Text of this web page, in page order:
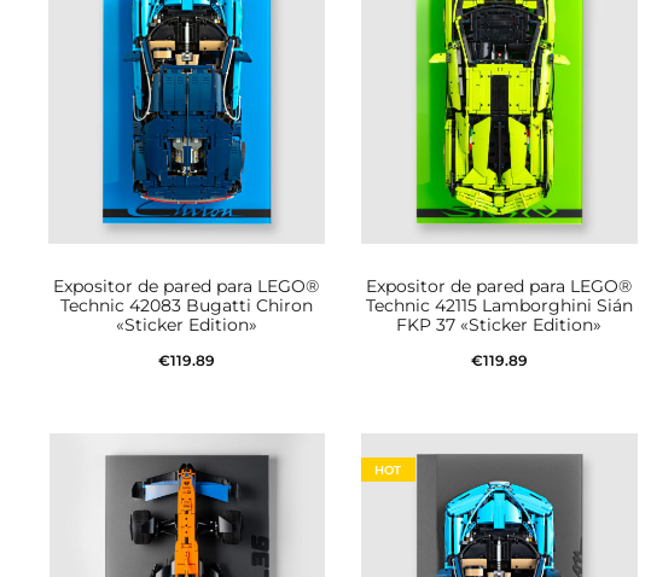
Expositor de pared para LEGO®
Technic 42083 Bugatti Chiron
«Sticker Edition»
€119.89
Expositor de pared para LEGO®
Technic 42115 Lamborghini Sián
FKP 37 «Sticker Edition»
€119.89
HOT